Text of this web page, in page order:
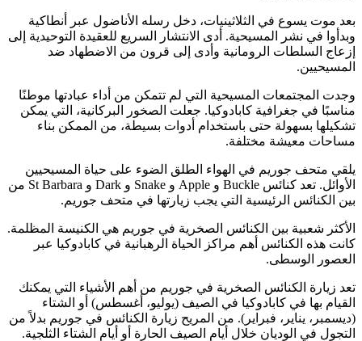
بعد موت يسوع في الثلاثينيات، دخل رسله الأناضول عبر أنطاكية
وبدأوا في نشر المسيحية. أدى الانتشار السريع للعقيدة التوحيدية إلى
إزعاج السلطات الرومانية وأدى إلى قرون من الاضطهاد ضد
المسيحيين.
وجدت المجتمعات المسيحية التي لم تتمكن من أداء عبادتها موطنًا
مناسبًا في جغرافية كابادوكيا. جعلت الصخور البركانية، التي يمكن
تشكيلها بسهولة حتى باستخدام أدوات بسيطة، من الممكن بناء
مساحات معيشة مختلفة.
يلقي متحف جوريم في الهواء الطلق الضوء على حياة المسيحيين
الأوائل. تعد كنائس Buckle و Apple و Snake و Dark و St Barbara من
بين الكنائس الرئيسية التي يجب زيارتها في متحف جوريم.
الأكثر شعبية بين الكنائس الصخرية في جوريم هي الكنيسة المظلمة.
كانت هذه الكنائس أهم مراكز الحياة الرهبانية في كابادوكيا عبر
العصور الوسطى.
تعد زيارة الكنائس الصخرية في جوريم من أهم الأشياء التي يمكنك
القيام بها في كابادوكيا في الصيف (يوليو، أغسطس) أو الشتاء
(ديسمبر، يناير، فبراير). من المريح زيارة الكنائس في جوريم بدلاً من
التجول في الوديان خلال أيام الصيف الحارة أو أيام الشتاء الثلجية.